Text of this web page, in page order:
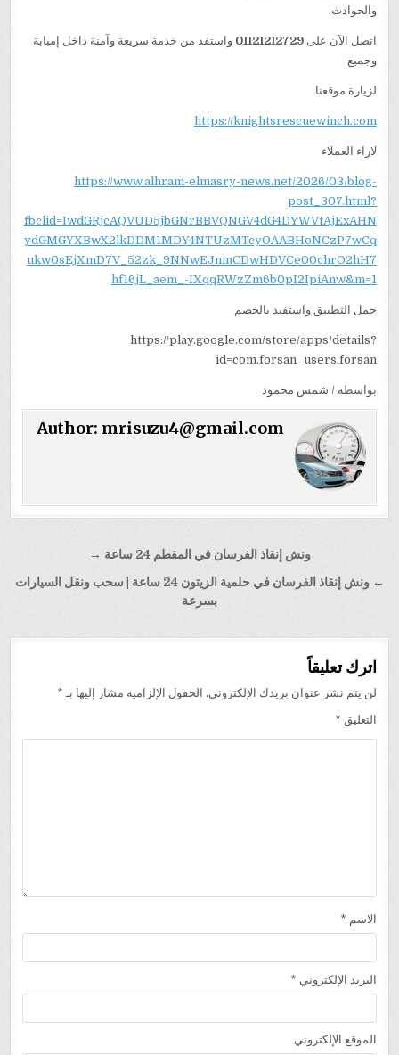
والحوادث.
اتصل الآن على01121212729 واستفد من خدمة سريعة وآمنة داخل إمبابة
وجميع
لزيارة موقعنا
https://knightsrescuewinch.com
لاراء العملاء
https://www.alhram-elmasry-news.net/2026/03/blog-
post_307.html?
fbclid=IwdGRjcAQVUD5jbGNrBBVQNGV4dG4DYWVtAjExAHN
ydGMGYXBwX2lkDDM1MDY4NTUzMTcyOAABHoNCzP7wCq
ukw0sEjXmD7V_52zk_9NNwEJnmCDwHDVCe00chrO2hH7
hf16jL_aem_-IXqqRWzZm6b0pI2IpiAnw&m=1
حمل التطبيق واستفيد بالخصم
https://play.google.com/store/apps/details?
id=com.forsan_users.forsan
بواسطه / شمس محمود
Author: mrisuzu4@gmail.com
المقالات
ونش إنقاذ الفرسان في المقطم 24 ساعة →
← ونش إنقاذ الفرسان في حلمية الزيتون 24 ساعة | سحب ونقل السيارات
بسرعة
اترك تعليقاً
لن يتم نشر عنوان بريدك الإلكتروني. الحقول الإلزامية مشار إليها بـ *
التعليق *
الاسم *
البريد الإلكتروني *
الموقع الإلكتروني